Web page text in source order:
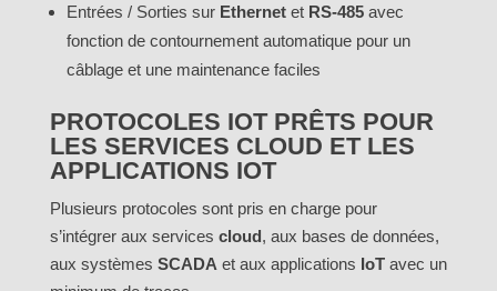
Entrées / Sorties sur Ethernetet RS-485avec
fonction de contournement automatique pour un
câblage et une maintenance faciles
PROTOCOLES IOT PRÊTS POUR
LES SERVICES CLOUD ET LES
APPLICATIONS IOT
Plusieurs protocoles sont pris en charge pour
s’intégrer aux services cloud, aux bases de données,
aux systèmes SCADA et aux applications IoTavec un